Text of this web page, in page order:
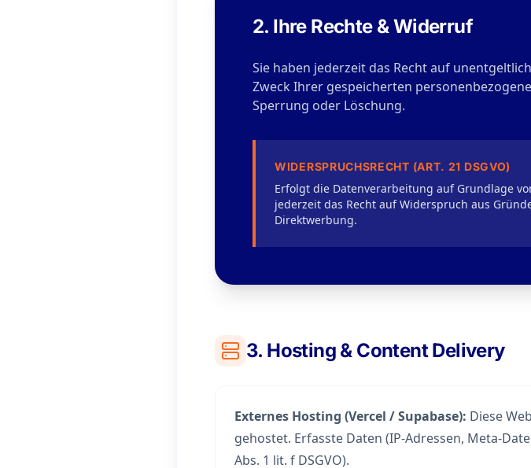
2. Ihre Rechte & Widerruf
Sie haben jederzeit das Recht auf
Zweck Ihrer gespeicherten
Sperrung oder Löschung.
WIDERSPRUCHSRECHT (ART. 21 DSGVO)
Erfolgt die Datenverarbeitung auf Grundlage
jederzeit das Recht auf Widerspruch aus
Direktwerbung.
3. Hosting & Content Delivery
Externes Hosting (Vercel / Supabase): Diese
gehostet. Erfasste Daten (IP-Adressen, Meta-
Abs. 1 lit. f DSGVO).